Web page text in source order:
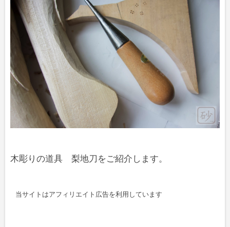
木彫りの道具 梨地刀をご紹介します。
当サイトはアフィリエイト広告を利用しています